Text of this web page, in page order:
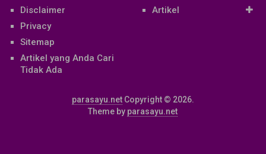
Disclaimer
Privacy
Sitemap
Artikel yang Anda Cari
Tidak Ada
Artikel
parasayu.netCopyright © 2026.
Theme by parasayu.net